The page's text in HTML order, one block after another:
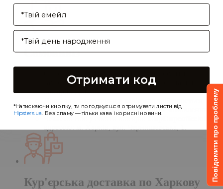
Повідомити про проблему
Самовивіз
Самовивіз дає Вам можливість оформити
замовлення на сайті, а забрати його в нашій
кав'ярні. Деталі:
протягом однієї доби після обробки замовлення;
Чекаємо Вас у гості в кав'ярні
за
Кур'єрська доставка по Харкову
Enter your email address
Birthday
Отримати код
*Натискаючи кнопку, ти погоджуєшся отримувати листи від
Hipsters.ua. Без спаму — тільки кава і корисні новини.